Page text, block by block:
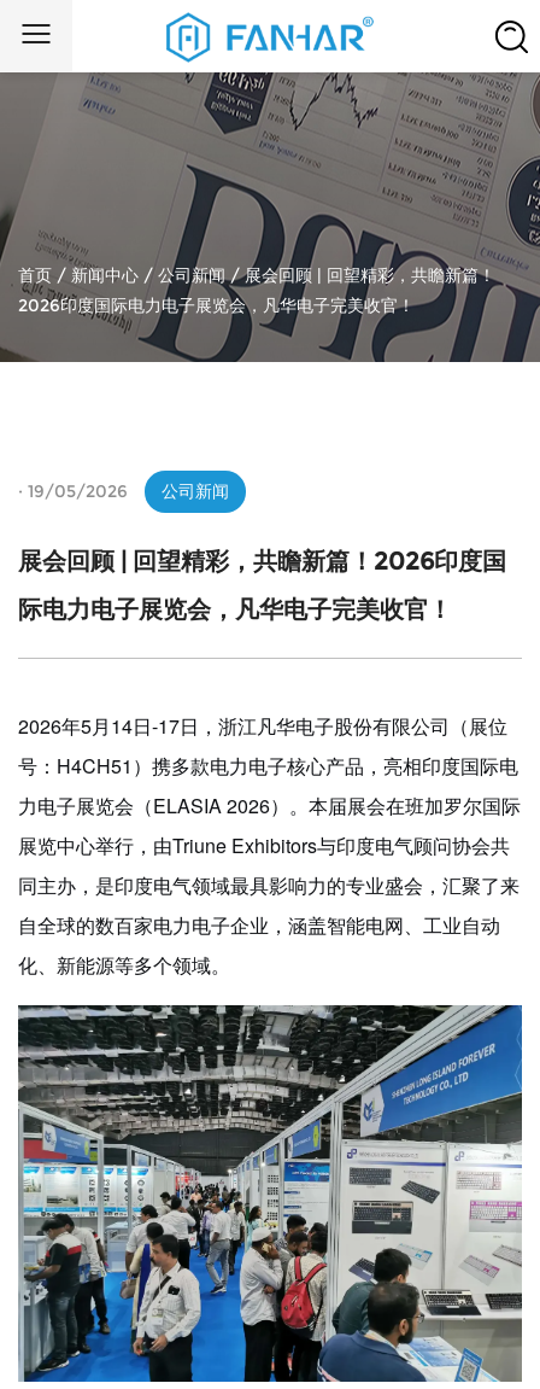
首页 / 新闻中心 / 公司新闻/展会回顾 | 回望精彩，共瞻新篇！
2026印度国际电力电子展览会，凡华电子完美收官！
· 19/05/2026 公司新闻
展会回顾 | 回望精彩，共瞻新篇！2026印度国
际电力电子展览会，凡华电子完美收官！
2026年5月14日-17日，浙江凡华电子股份有限公司（展位
号：H4CH51）携多款电力电子核心产品，亮相印度国际电
力电子展览会（ELASIA 2026）。本届展会在班加罗尔国际
展览中心举行，由Triune Exhibitors与印度电气顾问协会共
同主办，是印度电气领域最具影响力的专业盛会，汇聚了来
自全球的数百家电力电子企业，涵盖智能电网、工业自动
化、新能源等多个领域。